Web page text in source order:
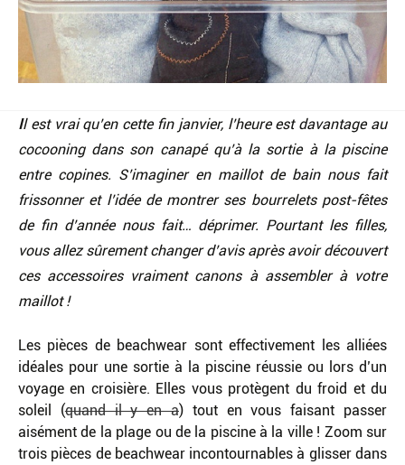
Il est vrai qu’en cette fin janvier, l’heure est davantage au
cocooning dans son canapé qu’à la sortie à la piscine
entre copines. S’imaginer en maillot de bain nous fait
frissonner et l’idée de montrer ses bourrelets post-fêtes
de fin d’année nous fait… déprimer. Pourtant les filles,
vous allez sûrement changer d’avis après avoir découvert
ces accessoires vraiment canons à assembler à votre
maillot !
Les pièces de beachwear sont effectivement les alliées
idéales pour une sortie à la piscine réussie ou lors d’un
voyage en croisière. Elles vous protègent du froid et du
soleil (quand il y en a) tout en vous faisant passer
aisément de la plage ou de la piscine à la ville ! Zoom sur
trois pièces de beachwear incontournables à glisser dans